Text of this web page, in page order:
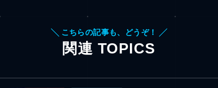
╲ こちらの記事も、どうぞ！ ╱
関連 TOPICS